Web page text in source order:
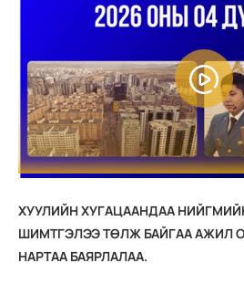
ХУУЛИЙН ХУГАЦААНДАА
ШИМТГЭЛЭЭ ТӨЛЖ БАЙГАА АЖИЛ
НАРТАА БАЯРЛАЛАА.